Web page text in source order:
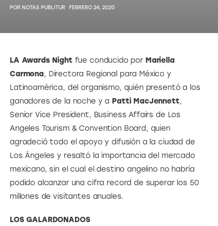
POR NOTAS PUBLITUR FEBRERO 24, 2020
LA Awards Night fue conducido por Mariella
Carmona, Directora Regional para México y
Latinoamérica, del organismo, quién presentó a los
ganadores de la noche y a Patti MacJennett,
Senior Vice President, Business Affairs de Los
Angeles Tourism & Convention Board, quien
agradeció todo el apoyo y difusión a la ciudad de
Los Ángeles y resaltó la importancia del mercado
mexicano, sin el cual el destino angelino no habría
podido alcanzar una cifra record de superar los 50
millones de visitantes anuales.
LOS GALARDONADOS